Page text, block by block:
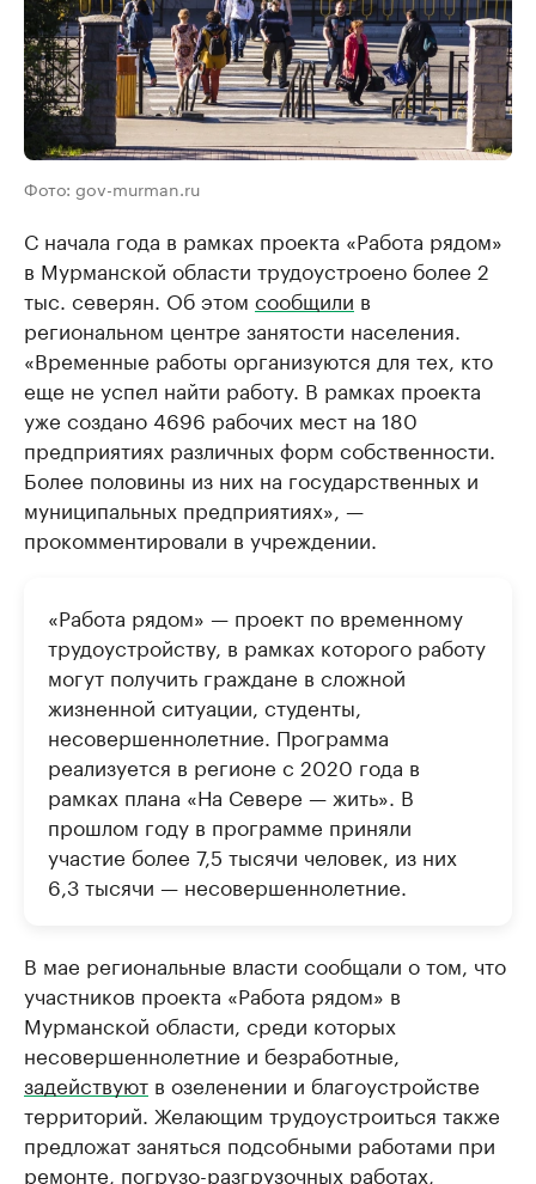
Фото: gov-murman.ru
С начала года в рамках проекта «Работа рядом»
в Мурманской области трудоустроено более 2
тыс. северян. Об этом сообщили в
региональном центре занятости населения.
«Временные работы организуются для тех, кто
еще не успел найти работу. В рамках проекта
уже создано 4696 рабочих мест на 180
предприятиях различных форм собственности.
Более половины из них на государственных и
муниципальных предприятиях», —
прокомментировали в учреждении.
«Работа рядом» — проект по временному
трудоустройству, в рамках которого работу
могут получить граждане в сложной
жизненной ситуации, студенты,
несовершеннолетние. Программа
реализуется в регионе с 2020 года в
рамках плана «На Севере — жить». В
прошлом году в программе приняли
участие более 7,5 тысячи человек, из них
6,3 тысячи — несовершеннолетние.
В мае региональные власти сообщали о том, что
участников проекта «Работа рядом» в
Мурманской области, среди которых
несовершеннолетние и безработные,
задействуют в озеленении и благоустройстве
территорий. Желающим трудоустроиться также
предложат заняться подсобными работами при
ремонте, погрузо-разгрузочных работах,